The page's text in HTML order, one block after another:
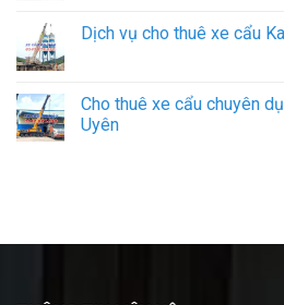
Dịch vụ cho thuê xe cẩu
Cho thuê xe cẩu chuyên
Uyên